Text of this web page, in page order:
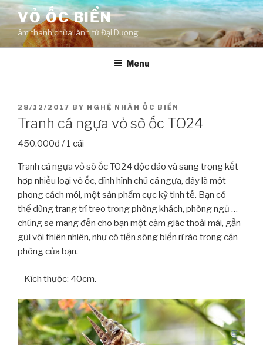
Skip
content
VỎ ỐC BIỂN
âm thanh chữa lành từ Đại Dương
Menu
POSTED
ON
28/12/2017 BY NGHỆ NHÂN ỐC BIỂN
Tranh cá ngựa vỏ sò ốc TO24
450.000đ / 1 cái
Tranh cá ngựa vỏ sò ốc TO24 độc đáo và sang trọng kết
hợp nhiều loại vỏ ốc, đính hình chú cá ngựa, đây là một
phong cách mới, một sản phẩm cực kỳ tinh tế. Bạn có
thể dùng trang trí treo trong phòng khách, phòng ngủ …
chúng sẽ mang đến cho bạn một cảm giác thoải mái, gần
gũi với thiên nhiên, như có tiến sóng biển rì rào trong căn
phòng của bạn.
– Kích thước: 40cm.